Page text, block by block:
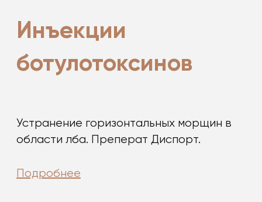
Инъекции
ботулотоксинов
Устранение горизонтальных морщин в
области лба. Преперат Диспорт.
Подробнее